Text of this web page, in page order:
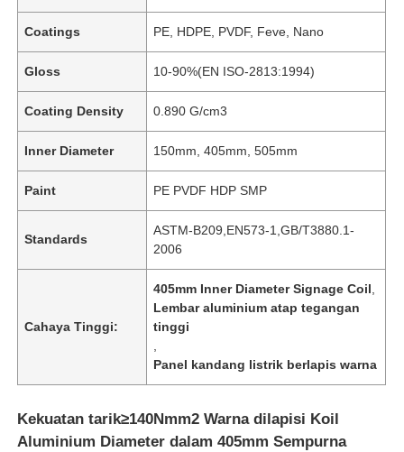
Coatings PE, HDPE, PVDF, Feve, Nano
Gloss 10-90%(EN ISO-2813:1994)
Coating Density 0.890 G/cm3
Inner Diameter 150mm, 405mm, 505mm
Paint PE PVDF HDP SMP
Standards
ASTM-B209,EN573-1,GB/T3880.1-
2006
Cahaya Tinggi:
405mm Inner Diameter Signage Coil
Lembar aluminium atap tegangan
tinggi
Panel kandang listrik berlapis warna
Kekuatan tarik≥140Nmm2 Warna dilapisi Koil
Aluminium Diameter dalam 405mm Sempurna